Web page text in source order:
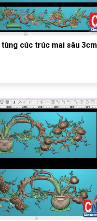
cúc trúc mai sâu 3cm